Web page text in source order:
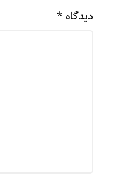
دیدگاه *